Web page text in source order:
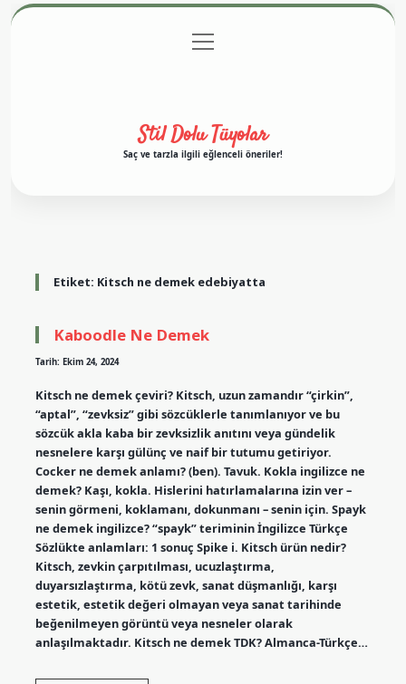
Gizlilik Politikası
menüyü
aç
Stil Dolu Tüyolar
Saç ve tarzla ilgili eğlenceli öneriler!
Etiket: Kitsch ne demek edebiyatta
Kaboodle Ne Demek
Tarih: Ekim 24, 2024
Kitsch ne demek çeviri? Kitsch, uzun zamandır “çirkin”,
“aptal”, “zevksiz” gibi sözcüklerle tanımlanıyor ve bu
sözcük akla kaba bir zevksizlik anıtını veya gündelik
nesnelere karşı gülünç ve naif bir tutumu getiriyor.
Cocker ne demek anlamı? (ben). Tavuk. Kokla ingilizce ne
demek? Kaşı, kokla. Hislerini hatırlamalarına izin ver –
senin görmeni, koklamanı, dokunmanı – senin için. Spayk
ne demek ingilizce? “spayk” teriminin İngilizce Türkçe
Sözlükte anlamları: 1 sonuç Spike i. Kitsch ürün nedir?
Kitsch, zevkin çarpıtılması, ucuzlaştırma,
duyarsızlaştırma, kötü zevk, sanat düşmanlığı, karşı
estetik, estetik değeri olmayan veya sanat tarihinde
beğenilmeyen görüntü veya nesneler olarak
anlaşılmaktadır. Kitsch ne demek TDK? Almanca-Türkçe…